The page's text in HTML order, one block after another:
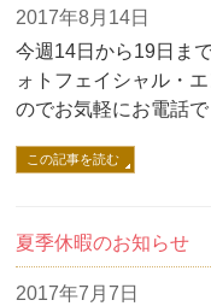
2017年8月14日
今週14日から19日ま
ォトフェイシャル・
のでお気軽にお電話
この記事を読む
夏季休暇のお知らせ
2017年7月7日